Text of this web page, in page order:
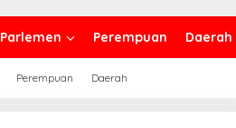
Parlemen Perempuan Daerah
Perempuan Daerah